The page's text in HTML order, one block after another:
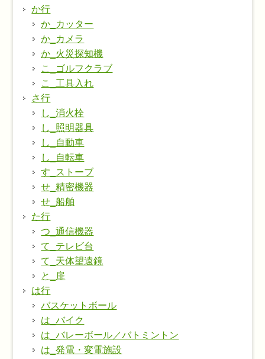
か行
か_カッター
か_カメラ
か_火災探知機
こ_ゴルフクラブ
こ_工具入れ
さ行
し_消火栓
し_照明器具
し_自動車
し_自転車
す_ストーブ
せ_精密機器
せ_船舶
た行
つ_通信機器
て_テレビ台
て_天体望遠鏡
と_扉
は行
バスケットボール
は_バイク
は_バレーボール／バトミントン
は_発電・変電施設